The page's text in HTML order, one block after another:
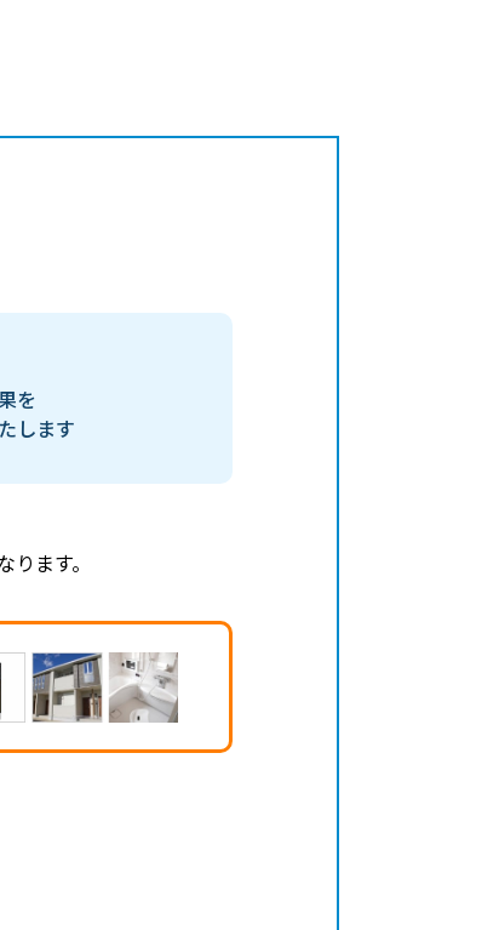
ます。
を
します